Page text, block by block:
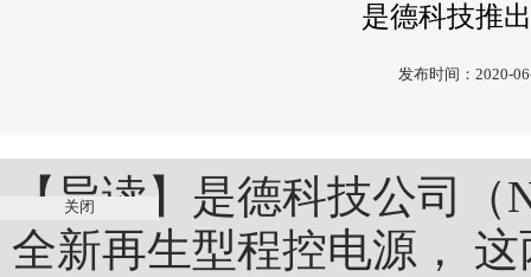
是德科技推
发布时间：2020-
【导读】是德科技公司
全新再生型程控电源，
关闭